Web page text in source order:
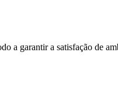
a garantir a satisfação de